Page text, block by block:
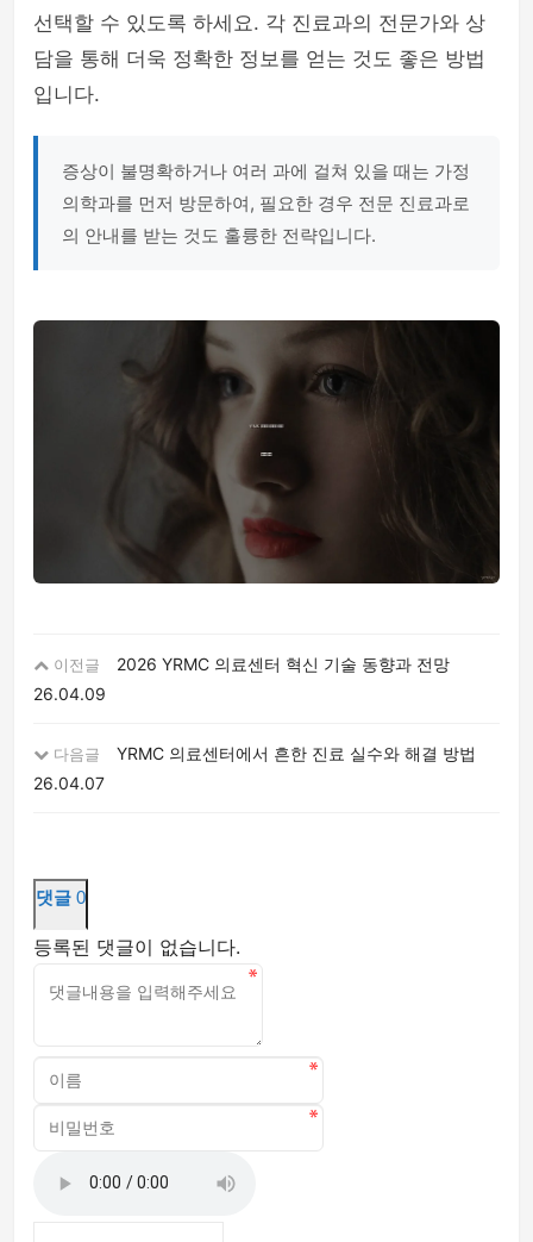
선택할 수 있도록 하세요. 각 진료과의 전문가와 상
담을 통해 더욱 정확한 정보를 얻는 것도 좋은 방법
입니다.
증상이 불명확하거나 여러 과에 걸쳐 있을 때는 가정
의학과를 먼저 방문하여, 필요한 경우 전문 진료과로
의 안내를 받는 것도 훌륭한 전략입니다.
이전글
2026 YRMC 의료센터 혁신 기술 동향과 전망
26.04.09
다음글
YRMC 의료센터에서 흔한 진료 실수와 해결 방법
26.04.07
댓글 0
등록된 댓글이 없습니다.